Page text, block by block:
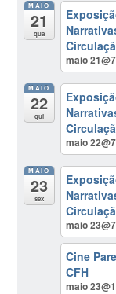
MAIO
21
qua
maio
MAIO
22
qui
maio
MAIO
23
sex
maio
Cine
CFH
maio